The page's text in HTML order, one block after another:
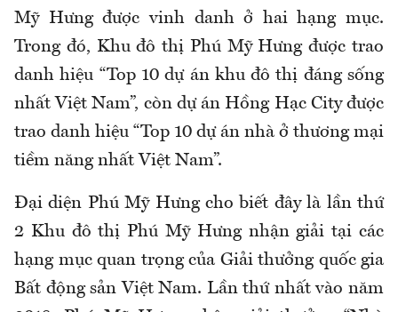
Mỹ Hưng được vinh danh ở hai hạng mục.
Trong đó, Khu đô thị Phú Mỹ Hưng được trao
danh hiệu “Top 10 dự án khu đô thị đáng sống
nhất Việt Nam”, còn dự án Hồng Hạc City được
trao danh hiệu “Top 10 dự án nhà ở thương mại
tiềm năng nhất Việt Nam”.
Đại diện Phú Mỹ Hưng cho biết đây là lần thứ
2 Khu đô thị Phú Mỹ Hưng nhận giải tại các
hạng mục quan trọng của Giải thưởng quốc gia
Bất động sản Việt Nam. Lần thứ nhất vào năm